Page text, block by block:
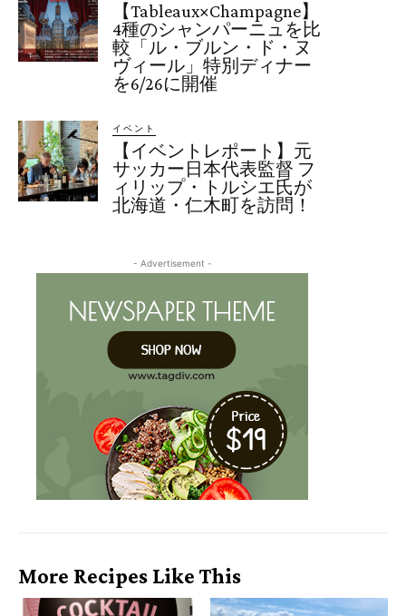
【Tableaux×Champagne】
4種のシャンパーニュを比
較「ル・ブルン・ド・ヌ
ヴィール」特別ディナー
を6/26に開催
イベント
【イベントレポート】元
サッカー日本代表監督 フ
ィリップ・トルシエ氏が
北海道・仁木町を訪問！
- Advertisement -
More Recipes Like This